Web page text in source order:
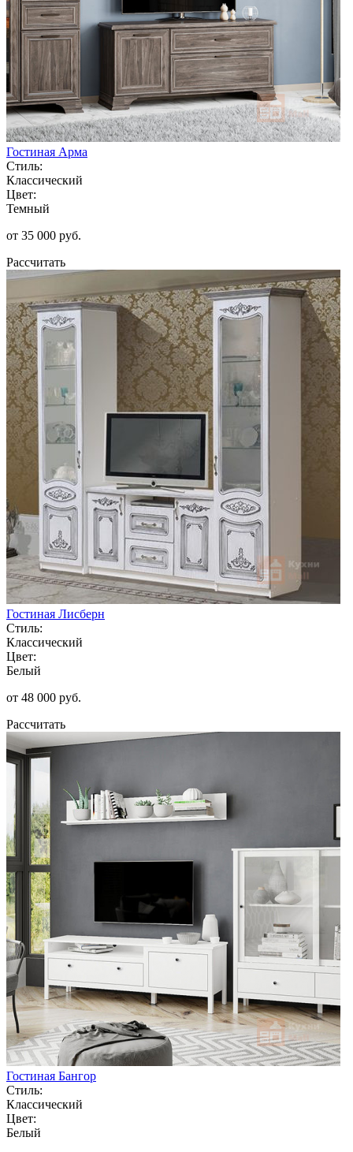
Гостиная Арма
Стиль:
Классический
Цвет:
Темный
от 35 000 руб.
Рассчитать
Гостиная Лисберн
Стиль:
Классический
Цвет:
Белый
от 48 000 руб.
Рассчитать
Гостиная Бангор
Стиль:
Классический
Цвет:
Белый